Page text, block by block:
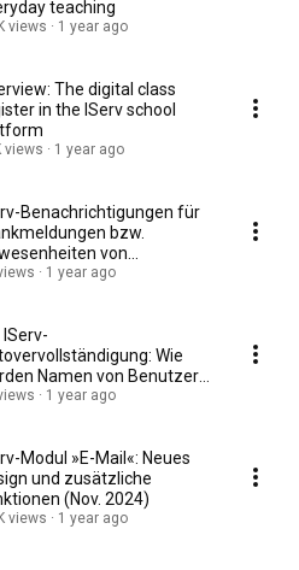
teaching
views 1 year ago
The digital class
in the IServ school
views 1 year ago
Benachrichtigungen für
bzw.
von
aktivieren
1 year ago
IServ-
Wie
Namen von Benutzern
Empfängern
1 year ago
Modul »E-Mail«: Neues
und zusätzliche
(Nov. 2024)
views 1 year ago